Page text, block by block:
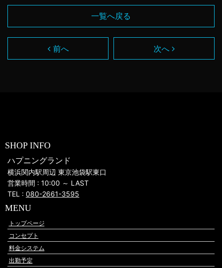
前へ
一覧へ戻る
次へ
SHOP INFO
ハプニングランド
横浜関内駅周辺 東京池袋駅東口
営業時間 : 10:00 ～ LAST
TEL : 080-2661-3595
MENU
トップページ
コンセプト
料金システム
出勤予定